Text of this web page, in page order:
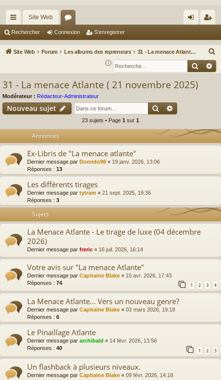
cc
ès
Site Web
or
u ne
xi
nr
eg
Rechercher Connexion S’enregistrer
Site Web Forum Les albums des repreneurs 31 - La menace Atlante ( 21 novembre 2025)
e
c
31 - La menace Atlante ( 21 novembre 2025)
Modérateur : Rédacteur-Administrateur
Nouveau sujet Rechercher
23 sujets • Page 1 sur 1
Annonces
Ex-Libris de "La menace atlante"
Dernier message par Domido98 « 19 janv. 2026, 13:06
Réponses : 13
Les différents tirages
Dernier message par tytram « 21 sept. 2025, 19:36
Réponses : 3
Sujets
La Menace Atlante - Le tirage de luxe (04 décembre
2026)
Dernier message par freric « 16 juil. 2026, 16:14
Votre avis sur "La menace Atlante"
Dernier message par Capitaine Blake « 15 avr. 2026, 17:43
Réponses : 74 1 2 3 4
La Menace Atlante... Vers un nouveau genre?
Dernier message par Capitaine Blake « 03 mars 2026, 19:18
Réponses : 6
Le Pinaillage Atlante
Dernier message par archibald « 14 févr. 2026, 13:56
Réponses : 40 1 2 3
Un flashback à plusieurs niveaux.
Dernier message par Capitaine Blake « 09 févr. 2026, 14:18